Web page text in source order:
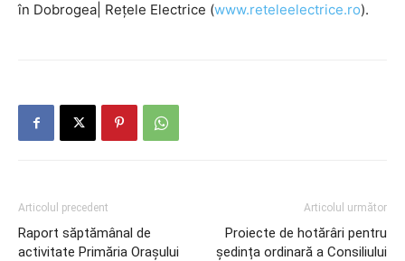
în Dobrogea| Rețele Electrice (www.reteleelectrice.ro).
Articolul precedent
Raport săptămânal de
activitate Primăria Orașului
Articolul următor
Proiecte de hotărâri pentru
ședința ordinară a Consiliului